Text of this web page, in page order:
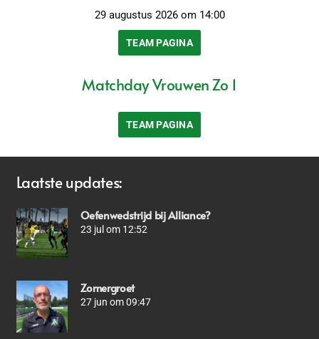
29 augustus 2026 om 14:00
TEAM PAGINA
Matchday Vrouwen Zo 1
TEAM PAGINA
Laatste updates:
Oefenwedstrijd bij Alliance?
23 jul om 12:52
Zomergroet
27 jun om 09:47